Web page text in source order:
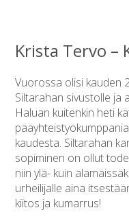
Krista Tervo –
Vuorossa olisi kauden
Siltarahan sivustolle ja
Haluan kuitenkin heti
kaudesta. Siltarahan
sopiminen on ollut
niin ylä- kuin
urheilijalle aina
kiitos ja kumarrus!